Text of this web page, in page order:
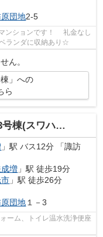
団地2-5
ンションです！ 礼金なし
ランダに収納あり☆
ん。
」への
ら
チガイクヨンゴウトウ)
」駅 バス12分 「諏訪
増 」駅 徒歩19分
」駅 徒歩26分
団地 １－3
ーム、トイレ温水洗浄便座